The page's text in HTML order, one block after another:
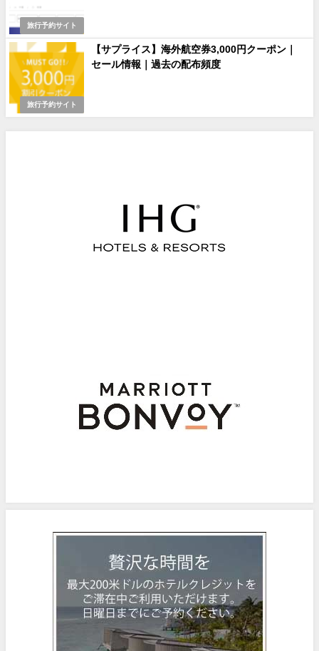
旅行予約サイト
旅行予約サイト
【サプライス】海外航空券3,000円クーポン｜
セール情報｜過去の配布頻度